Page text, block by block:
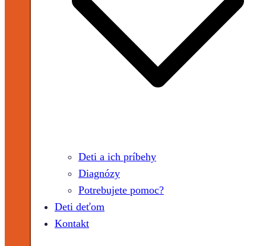
Deti a ich príbehy
Diagnózy
Potrebujete pomoc?
Deti deťom
Kontakt